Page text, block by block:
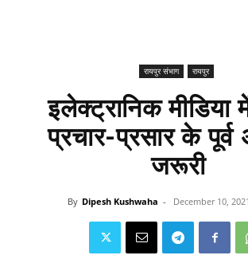
रायपुर संभाग रायपुर
इलेक्ट्रानिक मीडिया
प्रचार-प्रसार के पूर्व
जरूरी
By Dipesh Kushwaha - December 10, 2021